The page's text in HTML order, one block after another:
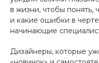
в жизни, чтобы понять,
и какие ошибки в
начинающие
Дизайнеры, которые